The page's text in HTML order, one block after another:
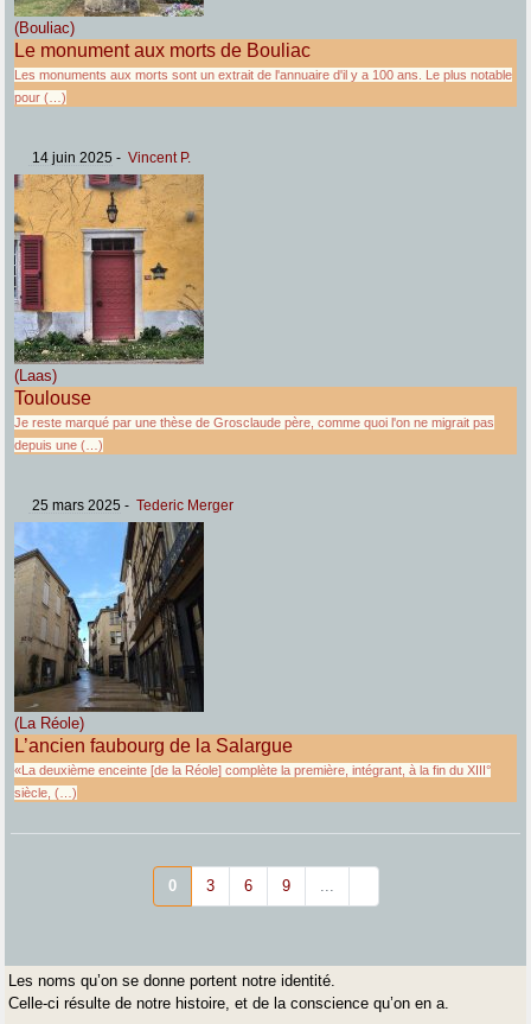
(Bouliac)
Le monument aux morts de Bouliac
Les monuments aux morts sont un extrait de l'annuaire d'il y a 100 ans. Le plus notable
pour (…)
14 juin 2025 - Vincent P.
(Laas)
Toulouse
Je reste marqué par une thèse de Grosclaude père, comme quoi l'on ne migrait pas
depuis une (…)
25 mars 2025 - Tederic Merger
(La Réole)
L’ancien faubourg de la Salargue
«La deuxième enceinte [de la Réole] complète la première, intégrant, à la fin du XIII°
siècle, (…)
0 3 6 9 ...
Les noms qu’on se donne portent notre identité.
Celle-ci résulte de notre histoire, et de la conscience qu’on en a.